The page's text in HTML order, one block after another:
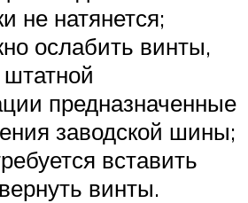
не натянется;
ослабить винты,
предназначенные
заводской шины;
вставить
винты.